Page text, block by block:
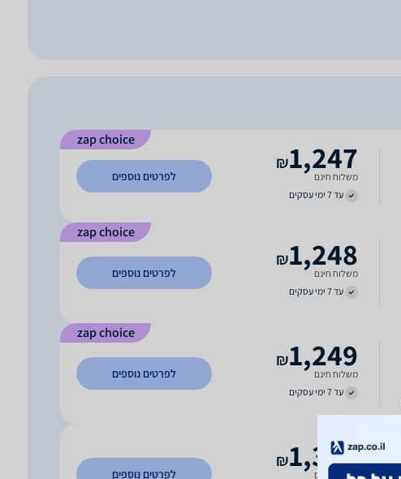
zap choice
1,247
₪
משלוח חינם
עד 7 ימי עסקים
לפרטים נוספים
zap choice
1,248
₪
משלוח חינם
עד 7 ימי עסקים
לפרטים נוספים
zap choice
1,249
₪
משלוח חינם
עד 7 ימי עסקים
לפרטים נוספים
1,360
₪
משלוח חינם
לפרטים נוספים